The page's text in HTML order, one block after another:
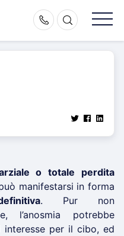
o totale perdita
manifestarsi in forma
. Pur non
l’anosmia potrebbe
interesse per il cibo, ed